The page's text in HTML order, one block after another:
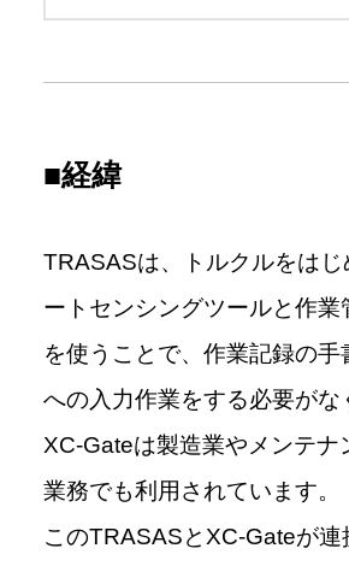
■経緯
TRASASは、トルクルをはじ
ートセンシングツールと作業
を使うことで、作業記録の手
への入力作業をする必要がな
XC-Gateは製造業やメンテナ
業務でも利用されています。
このTRASASとXC-Gateが連